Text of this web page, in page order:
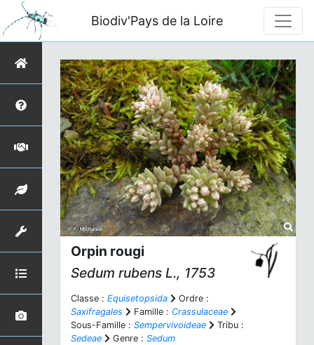
Biodiv'Pays de la Loire
Orpin rougi
Sedum rubens L., 1753
Classe : Equisetopsida
Ordre :
Saxifragales
Famille : Crassulaceae
Sous-Famille : Sempervivoideae
Tribu :
Sedeae
Genre : Sedum